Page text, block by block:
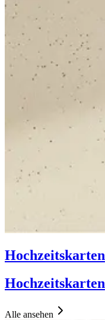
Hochzeitskarten
Hochzeitskarten
Alle ansehen